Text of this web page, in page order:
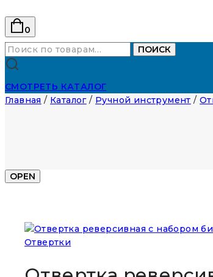
0
Искать:
ПОИСК
СМОТРЕТЬ КАТАЛОГ
Главная / Каталог / Ручной инструмент /
OPEN
Отвертки